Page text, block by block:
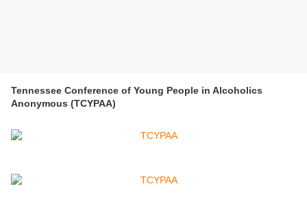
Tennessee Conference of Young People in Alcoholics
Anonymous (TCYPAA)